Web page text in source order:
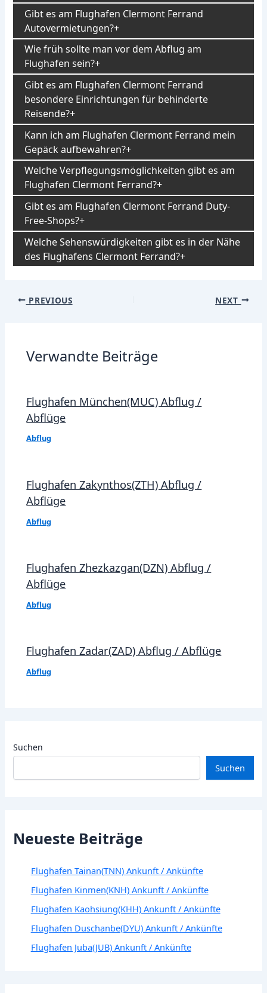
Gibt es am Flughafen Clermont Ferrand
Autovermietungen?
Wie früh sollte man vor dem Abflug am
Flughafen sein?
Gibt es am Flughafen Clermont Ferrand
besondere Einrichtungen für behinderte
Reisende?
Kann ich am Flughafen Clermont Ferrand mein
Gepäck aufbewahren?
Welche Verpflegungsmöglichkeiten gibt es am
Flughafen Clermont Ferrand?
Gibt es am Flughafen Clermont Ferrand Duty-
Free-Shops?
Welche Sehenswürdigkeiten gibt es in der Nähe
des Flughafens Clermont Ferrand?
Post
PREVIOUS NEXT
Verwandte Beiträge
Flughafen München(MUC) Abflug /
Abflüge
Abflug
Flughafen Zakynthos(ZTH) Abflug /
Abflüge
Abflug
Flughafen Zhezkazgan(DZN) Abflug /
Abflüge
Abflug
Flughafen Zadar(ZAD) Abflug / Abflüge
Abflug
Suchen
Suchen
Neueste Beiträge
Flughafen Tainan(TNN) Ankunft / Ankünfte
Flughafen Kinmen(KNH) Ankunft / Ankünfte
Flughafen Kaohsiung(KHH) Ankunft / Ankünfte
Flughafen Duschanbe(DYU) Ankunft / Ankünfte
Flughafen Juba(JUB) Ankunft / Ankünfte